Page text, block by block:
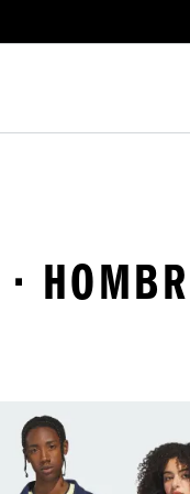
lista de deseos